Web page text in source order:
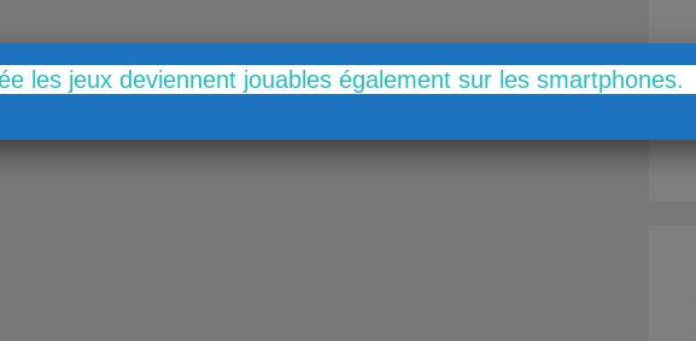
les jeux deviennent jouables également sur les smartphones.